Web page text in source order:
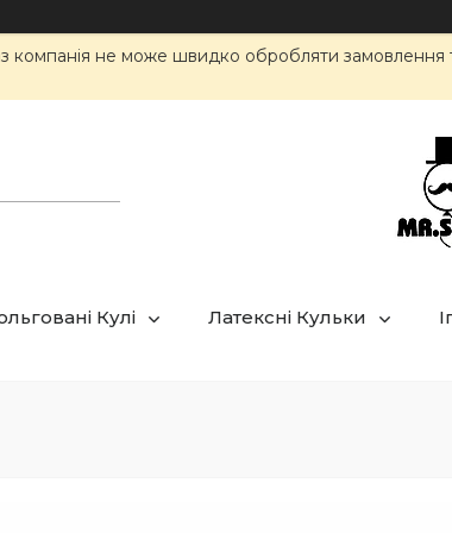
компанія не може швидко обробляти замовлення
Кулі Латексні Кульки